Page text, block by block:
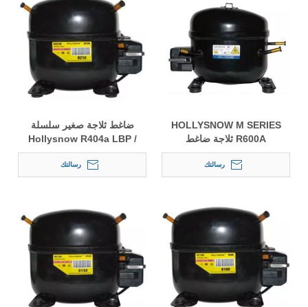
HOLLYSNOW M SERIES
R600A ثلاجة ضاغط
رسالتك
ضاغط ثلاجة صغير سلسلة
Hollysnow R404a LBP /
MBP SC
رسالتك